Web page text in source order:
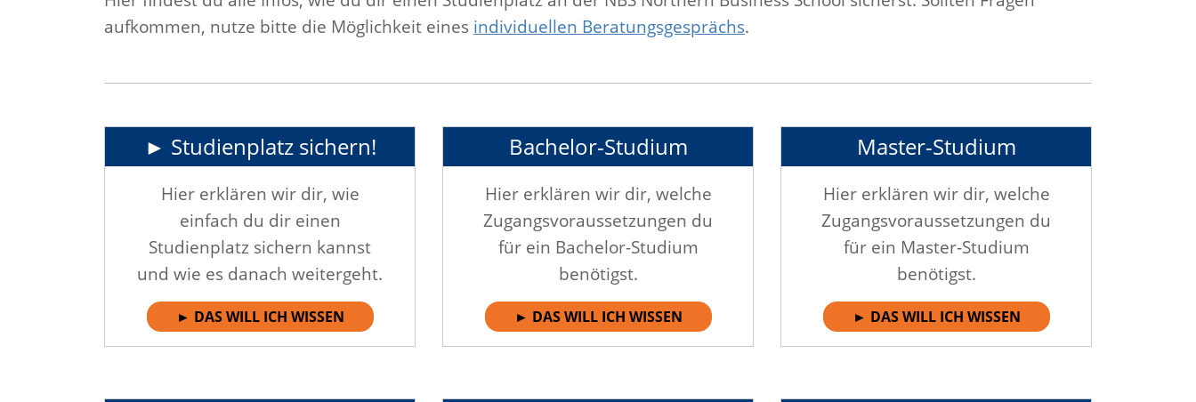
aufkommen, nutze bitte die Möglichkeit eines individuellen Beratungsgesprächs.
► Studienplatz sichern!
Hier erklären wir dir, wie
einfach du dir einen
Studienplatz sichern kannst
und wie es danach weitergeht.
► DAS WILL ICH WISSEN
Bachelor-Studium
Hier erklären wir dir, welche
Zugangsvoraussetzungen du
für ein Bachelor-Studium
benötigst.
► DAS WILL ICH WISSEN
Master-Studium
Hier erklären wir dir, welche
Zugangsvoraussetzungen du
für ein Master-Studium
benötigst.
► DAS WILL ICH WISSEN